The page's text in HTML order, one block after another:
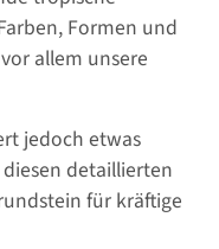
Formen und
allem unsere
jedoch etwas
detaillierten
für kräftige